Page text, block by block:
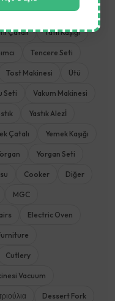
Sofra ve Mutfak
Çatalı Tatlı Kaşığı
Tencere Seti
Tost Makinesi Ütü
Seti Vakum Makinesi
Yastık Alezİ
Çatalı Yemek Kaşığı
Yorgan Seti
Cooker Diğer
MGC
Electric Oven
Cutlery
Vacuum
Dessert Fork